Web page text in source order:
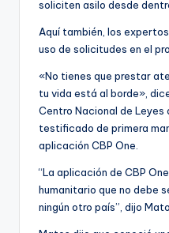
soliciten asilo desde
Aquí también, los
uso de solicitudes en el
«No tienes que prestar
tu vida está al borde»,
Centro Nacional de Leyes
testificado de primera
aplicación CBP One.
“La aplicación de CBP
humanitario que no debe
ningún otro país”, dijo